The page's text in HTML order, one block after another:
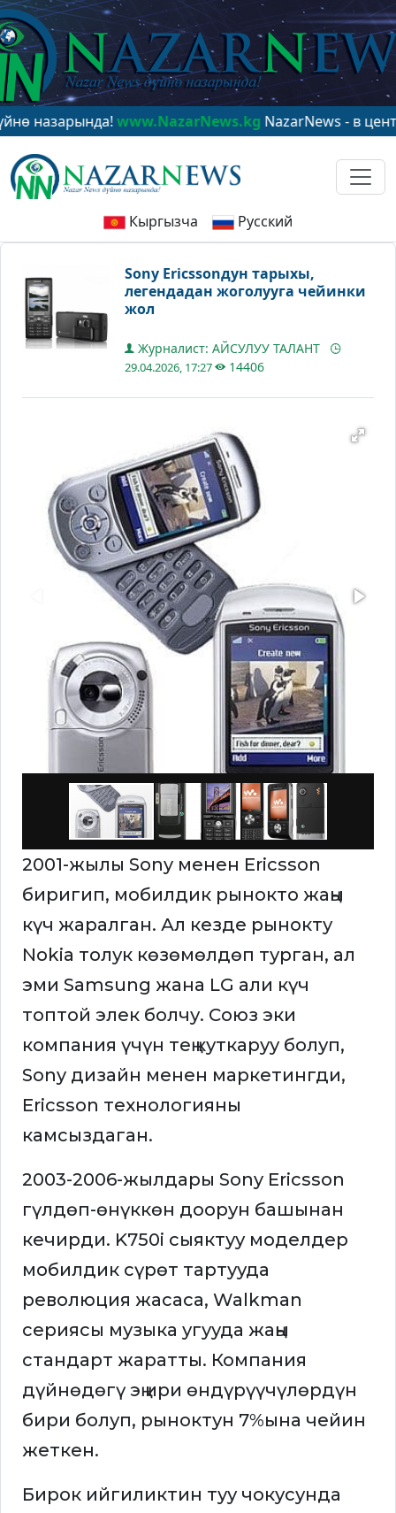
www.NazarNews.kgNazarNews - в центре
Кыргызча Русский
Sony Ericssonдун тарыхы,
легендадан жоголууга чейинки
жол
Журналист: АЙСУЛУУ ТАЛАНТ
29.04.2026, 17:27 14406
2001-жылы Sony менен Ericsson
биригип, мобилдик рынокто жаңы
күч жаралган. Ал кезде рынокту
Nokia толук көзөмөлдөп турган, ал
эми Samsung жана LG али күч
топтой элек болчу. Союз эки
компания үчүн тең куткаруу болуп,
Sony дизайн менен маркетингди,
Ericsson технологияны
камсыздаган.
2003-2006-жылдары Sony Ericsson
гүлдөп-өнүккөн доорун башынан
кечирди. K750i сыяктуу моделдер
мобилдик сүрөт тартууда
революция жасаса, Walkman
сериясы музыка угууда жаңы
стандарт жаратты. Компания
дүйнөдөгү эң ири өндүрүүчүлөрдүн
бири болуп, рыноктун 7%ына чейин
жеткен.
Бирок ийгиликтин туу чокусунда